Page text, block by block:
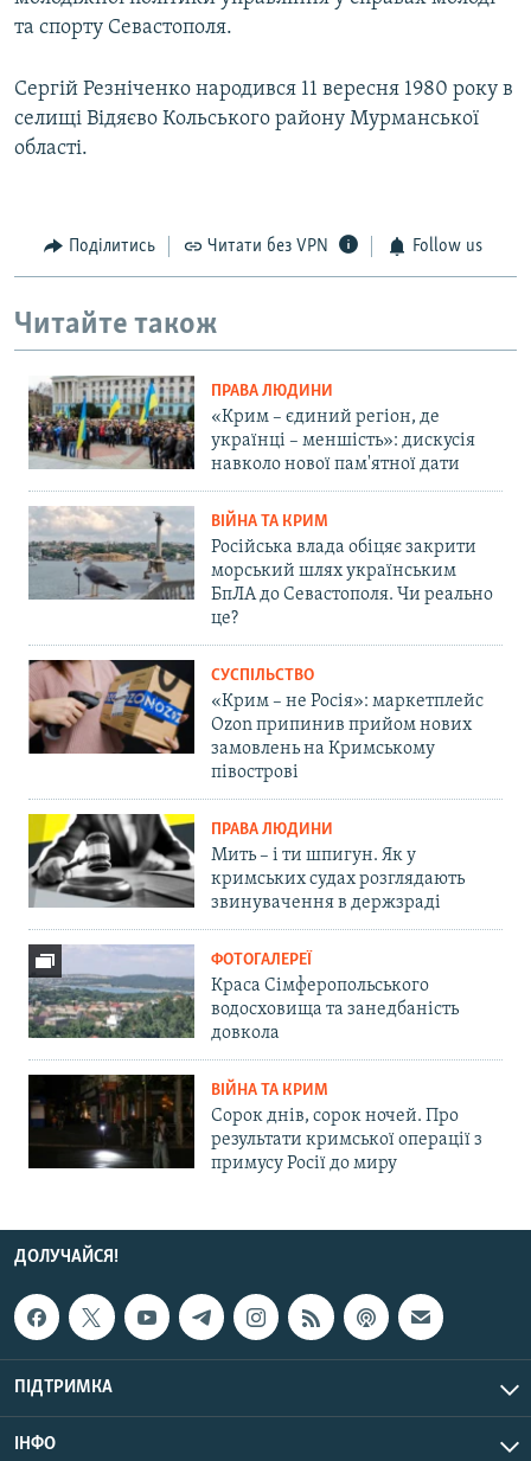
та спорту Севастополя.
Сергій Резніченко народився 11 вересня 1980 року в
селищі Відяєво Кольського району Мурманської
області.
Поділитись Читати без VPN Follow us
Читайте також
ПРАВА ЛЮДИНИ
«Крим – єдиний регіон, де
українці – меншість»: дискусія
навколо нової пам'ятної дати
ВІЙНА ТА КРИМ
Російська влада обіцяє закрити
морський шлях українським
БпЛА до Севастополя. Чи реально
це?
СУСПІЛЬСТВО
«Крим – не Росія»: маркетплейс
Ozon припинив прийом нових
замовлень на Кримському
півострові
ПРАВА ЛЮДИНИ
Мить – і ти шпигун. Як у
кримських судах розглядають
звинувачення в держзраді
ФОТОГАЛЕРЕЇ
Краса Сімферопольського
водосховища та занедбаність
довкола
ВІЙНА ТА КРИМ
Сорок днів, сорок ночей. Про
результати кримської операції з
примусу Росії до миру
ДОЛУЧАЙСЯ!
ПІДТРИМКА
ІНФО